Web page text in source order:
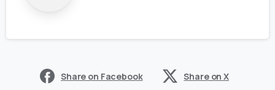
Share on Facebook Share on X